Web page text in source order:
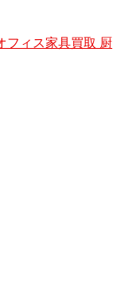
フィス家具買取 厨